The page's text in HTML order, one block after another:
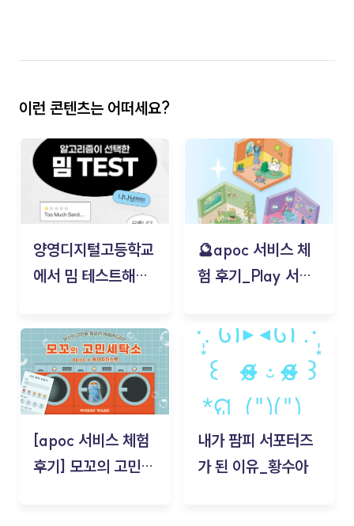
이런 콘텐츠는 어떠세요?
양영디지털고등학교
에서 밈 테스트해보
🔮apoc 서비스 체
험 후기_Play 서비
김태현
[apoc 서비스 체험
후기] 모꼬의 고민세
내가 팜피 서포터즈
가 된 이유_황수아